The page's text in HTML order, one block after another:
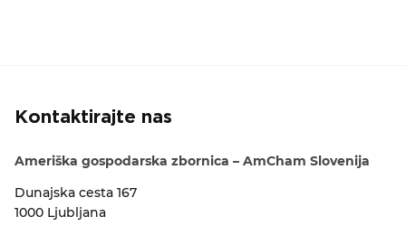
Kontaktirajte nas
Ameriška gospodarska zbornica – AmCham Slovenija
Dunajska cesta 167
1000 Ljubljana